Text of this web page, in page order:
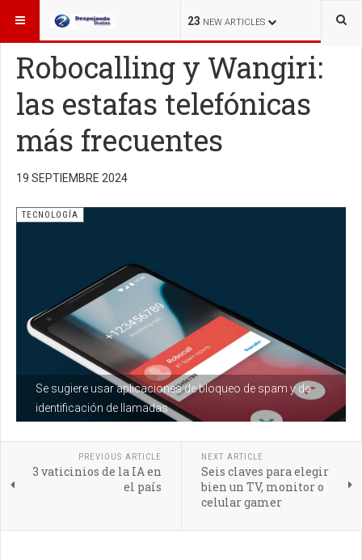
23 NEW ARTICLES
ESTÁ AQUÍ: TECNOLOGÍA
Robocalling y Wangiri:
las estafas telefónicas
más frecuentes
19 SEPTIEMBRE 2024
Se sugiere usar aplicaciones de bloqueo de spam y de
identificación de llamadas
TECNOLOGÍA
PREVIOUS ARTICLE
3 vaticinios de la IA en
el país
NEXT ARTICLE
Seis claves para elegir
bien un TV, monitor o
celular gamer